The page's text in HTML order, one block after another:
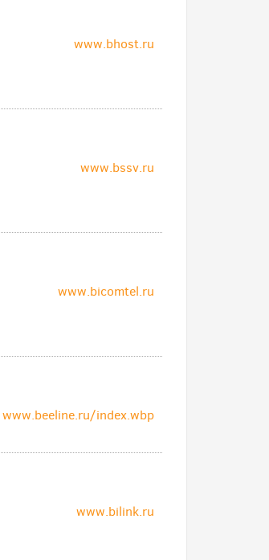
www.bhost.ru
www.bssv.ru
www.bicomtel.ru
www.beeline.ru/index.wbp
www.bilink.ru